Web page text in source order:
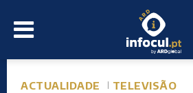
ACTUALIDADE TELEVISÃO